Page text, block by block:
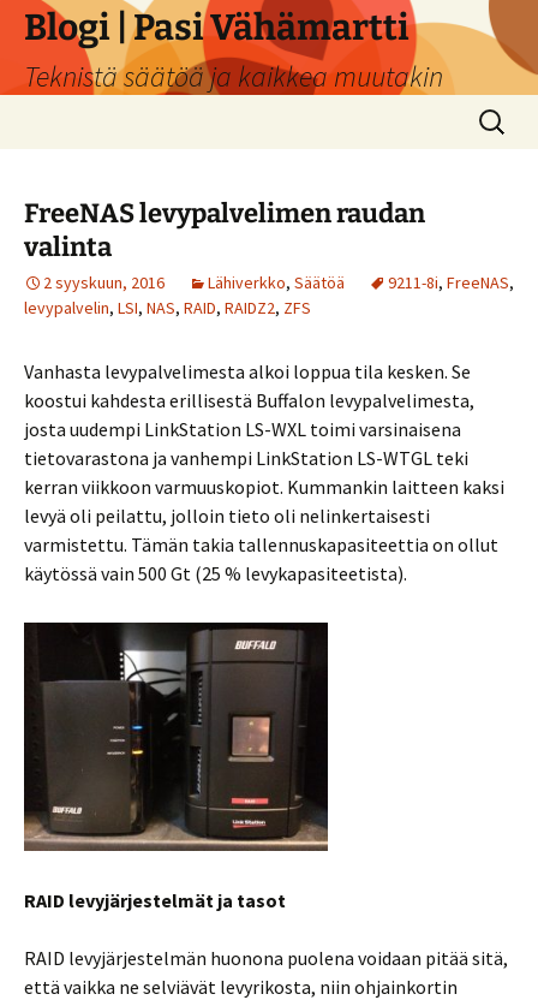
Siirry
sisältöön
Blogi | Pasi Vähämartti
Teknistä säätöä ja kaikkea muutakin
Haku:
FreeNAS levypalvelimen raudan
valinta
2 syyskuun, 2016 Lähiverkko, Säätöä 9211-8i, FreeNAS,
levypalvelin, LSI, NAS, RAID, RAIDZ2, ZFS
Vanhasta levypalvelimesta alkoi loppua tila kesken. Se
koostui kahdesta erillisestä Buffalon levypalvelimesta,
josta uudempi LinkStation LS-WXL toimi varsinaisena
tietovarastona ja vanhempi LinkStation LS-WTGL teki
kerran viikkoon varmuuskopiot. Kummankin laitteen kaksi
levyä oli peilattu, jolloin tieto oli nelinkertaisesti
varmistettu. Tämän takia tallennuskapasiteettia on ollut
käytössä vain 500 Gt (25 % levykapasiteetista).
RAID levyjärjestelmät ja tasot
RAID levyjärjestelmän huonona puolena voidaan pitää sitä,
että vaikka ne selviävät levyrikosta, niin ohjainkortin